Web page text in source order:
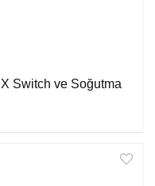
Switch ve Soğutma